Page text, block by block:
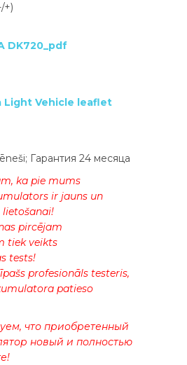
+)
DK720_pdf
Light Vehicle leaflet
Гарантия 24 месяца
ka pie mums
ir jauns un
pircējam
tiek veikts
tests!
profesionāls testeris,
patieso
что приобретенный
новый и полностью